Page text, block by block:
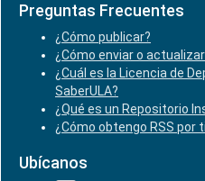
Preguntas Frecuentes
¿Cómo publicar?
¿Cómo enviar o
¿Cuál es la Licencia de
SaberULA?
¿Qué es un Repositorio
¿Cómo obtengo RSS por
Ubícanos